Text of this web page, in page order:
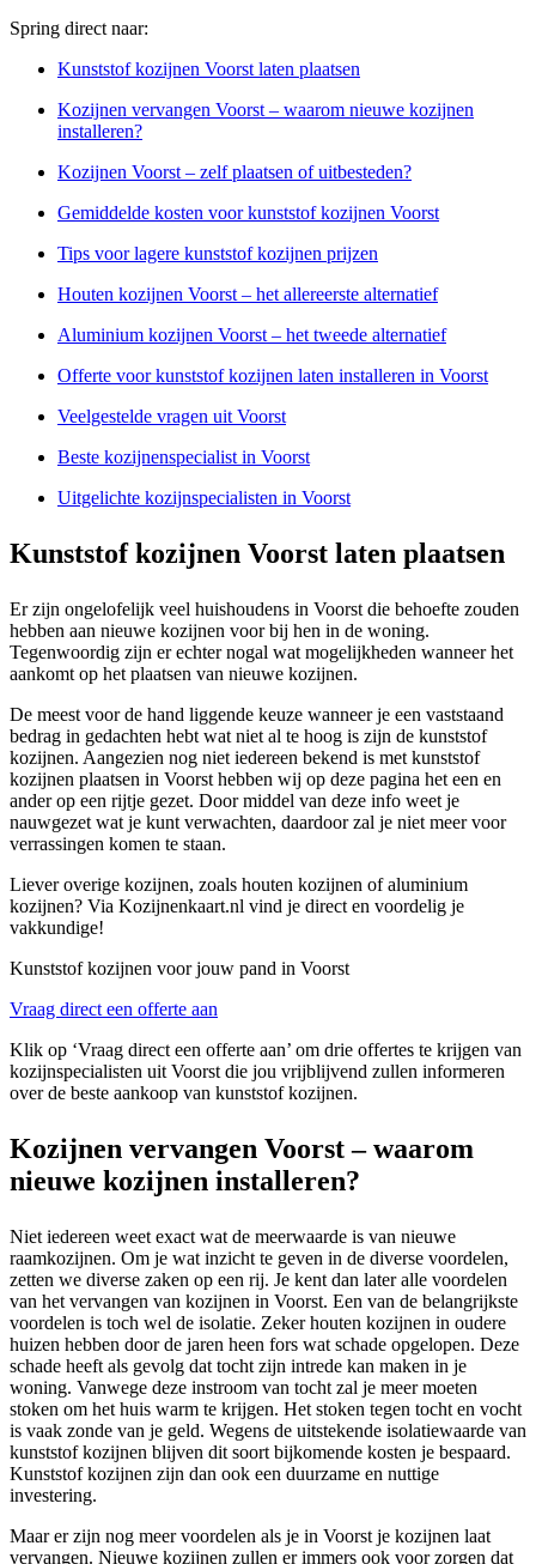
Spring direct naar:
Kunststof kozijnen Voorst laten plaatsen
Kozijnen vervangen Voorst – waarom nieuwe kozijnen
installeren?
Kozijnen Voorst – zelf plaatsen of uitbesteden?
Gemiddelde kosten voor kunststof kozijnen Voorst
Tips voor lagere kunststof kozijnen prijzen
Houten kozijnen Voorst – het allereerste alternatief
Aluminium kozijnen Voorst – het tweede alternatief
Offerte voor kunststof kozijnen laten installeren in Voorst
Veelgestelde vragen uit Voorst
Beste kozijnenspecialist in Voorst
Uitgelichte kozijnspecialisten in Voorst
Kunststof kozijnen Voorst laten plaatsen
Er zijn ongelofelijk veel huishoudens in Voorst die behoefte zouden
hebben aan nieuwe kozijnen voor bij hen in de woning.
Tegenwoordig zijn er echter nogal wat mogelijkheden wanneer het
aankomt op het plaatsen van nieuwe kozijnen.
De meest voor de hand liggende keuze wanneer je een vaststaand
bedrag in gedachten hebt wat niet al te hoog is zijn de kunststof
kozijnen. Aangezien nog niet iedereen bekend is met kunststof
kozijnen plaatsen in Voorst hebben wij op deze pagina het een en
ander op een rijtje gezet. Door middel van deze info weet je
nauwgezet wat je kunt verwachten, daardoor zal je niet meer voor
verrassingen komen te staan.
Liever overige kozijnen, zoals houten kozijnen of aluminium
kozijnen? Via Kozijnenkaart.nl vind je direct en voordelig je
vakkundige!
Kunststof kozijnen voor jouw pand in Voorst
Vraag direct een offerte aan
Klik op ‘Vraag direct een offerte aan’ om drie offertes te krijgen van
kozijnspecialisten uit Voorst die jou vrijblijvend zullen informeren
over de beste aankoop van kunststof kozijnen.
Kozijnen vervangen Voorst – waarom
nieuwe kozijnen installeren?
Niet iedereen weet exact wat de meerwaarde is van nieuwe
raamkozijnen. Om je wat inzicht te geven in de diverse voordelen,
zetten we diverse zaken op een rij. Je kent dan later alle voordelen
van het vervangen van kozijnen in Voorst. Een van de belangrijkste
voordelen is toch wel de isolatie. Zeker houten kozijnen in oudere
huizen hebben door de jaren heen fors wat schade opgelopen. Deze
schade heeft als gevolg dat tocht zijn intrede kan maken in je
woning. Vanwege deze instroom van tocht zal je meer moeten
stoken om het huis warm te krijgen. Het stoken tegen tocht en vocht
is vaak zonde van je geld. Wegens de uitstekende isolatiewaarde van
kunststof kozijnen blijven dit soort bijkomende kosten je bespaard.
Kunststof kozijnen zijn dan ook een duurzame en nuttige
investering.
Maar er zijn nog meer voordelen als je in Voorst je kozijnen laat
vervangen. Nieuwe kozijnen zullen er immers ook voor zorgen dat